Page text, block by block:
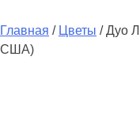
Главная / Цветы /Дуо
США)